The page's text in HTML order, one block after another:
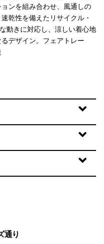
ンを組み合わせ、風通しの
乾性を備えたリサイクル・
動きに対応し、涼しい着心地
デザイン。フェアトレー
通り